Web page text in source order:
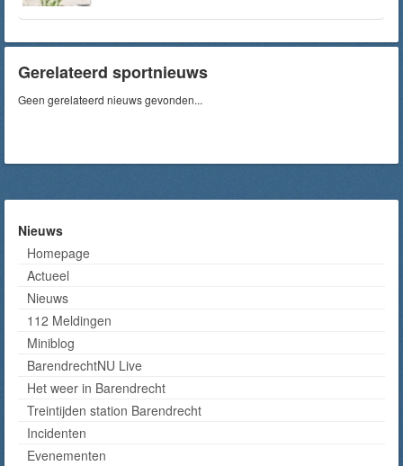
Gerelateerd sportnieuws
Geen gerelateerd nieuws gevonden...
Nieuws
Homepage
Actueel
Nieuws
112 Meldingen
Miniblog
BarendrechtNU Live
Het weer in Barendrecht
Treintijden station Barendrecht
Incidenten
Evenementen